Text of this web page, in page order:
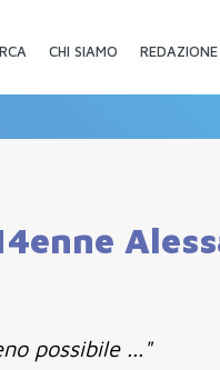
CHI SIAMO REDAZIONE
possibile ..."